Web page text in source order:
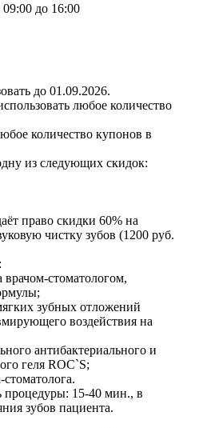
до 16:00
до 01.09.2026.
любое количество
количество купонов в
из следующих скидок:
право скидки 60% на
чистку зубов (1200 руб.
стоматологом,
зубных отложений
воздействия на
антибактериального и
геля ROC`S;
процедуры: 15-40 мин., в
зубов пациента.